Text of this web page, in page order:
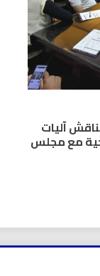
آليات
مع مجلس